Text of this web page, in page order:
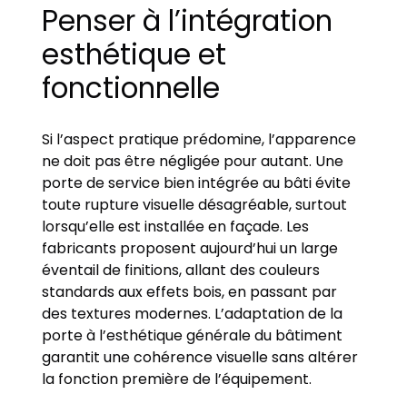
Penser à l’intégration
esthétique et
fonctionnelle
Si l’aspect pratique prédomine, l’apparence
ne doit pas être négligée pour autant. Une
porte de service bien intégrée au bâti évite
toute rupture visuelle désagréable, surtout
lorsqu’elle est installée en façade. Les
fabricants proposent aujourd’hui un large
éventail de finitions, allant des couleurs
standards aux effets bois, en passant par
des textures modernes. L’adaptation de la
porte à l’esthétique générale du bâtiment
garantit une cohérence visuelle sans altérer
la fonction première de l’équipement.